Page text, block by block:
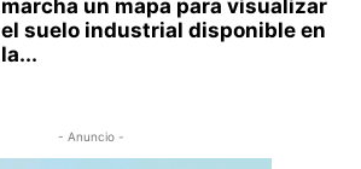
marcha un mapa para visualizar
el suelo industrial disponible en
la...
- Anuncio -